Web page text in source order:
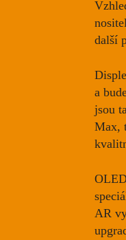
další
a
jsou
Max,
AR